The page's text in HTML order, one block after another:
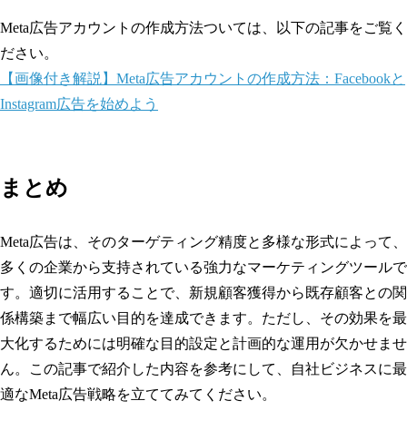
Meta広告アカウントの作成方法ついては、以下の記事をご覧く
ださい。
【画像付き解説】Meta広告アカウントの作成方法：Facebookと
Instagram広告を始めよう
まとめ
Meta広告は、そのターゲティング精度と多様な形式によって、
多くの企業から支持されている強力なマーケティングツールで
す。適切に活用することで、新規顧客獲得から既存顧客との関
係構築まで幅広い目的を達成できます。ただし、その効果を最
大化するためには明確な目的設定と計画的な運用が欠かせませ
ん。この記事で紹介した内容を参考にして、自社ビジネスに最
適なMeta広告戦略を立ててみてください。